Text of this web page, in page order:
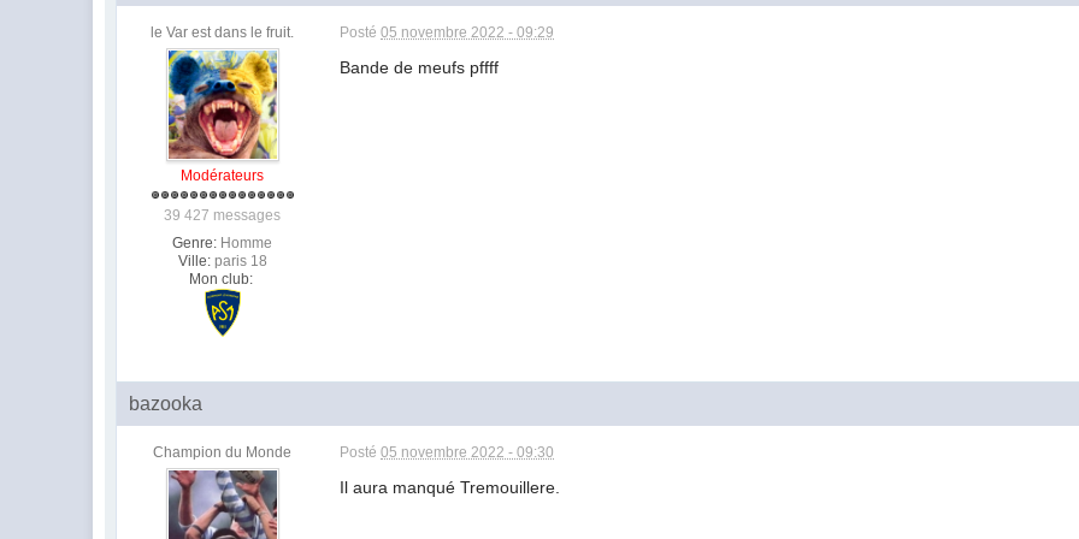
le Var est dans le fruit.
Modérateurs
39 427 messages
Genre: Homme
Ville: paris 18
Mon club:
Posté05 novembre 2022 - 09:29
Bande de meufs pffff
bazooka
Champion du Monde Posté05 novembre 2022 - 09:30
Il aura manqué Tremouillere.